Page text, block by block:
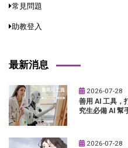
常見問題
助教登入
最新消息
2026-07-28
善用 AI 工具，
究生必備 AI
2026-07-28